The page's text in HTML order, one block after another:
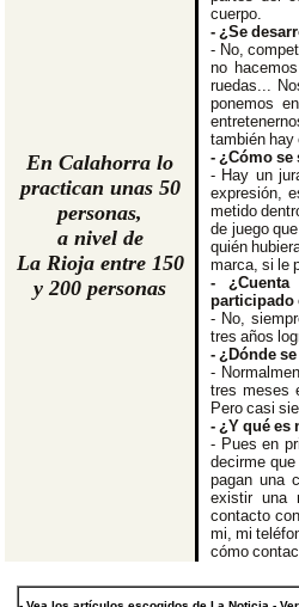
En Calahorra lo
practican unas 50
personas,
a nivel de
La Rioja entre 150
y 200 personas
cuerpo.
- ¿Se
- No,
no
ruedas...
ponemos
también hay
- ¿Cómo
- Hay un
expresión,
metido
de juego
quién
marca, si le
-
participado
- No,
tres años
- ¿Dónde
-
tres meses
Pero casi
- ¿Y qué es
- Pues en
decirme
pagan una
existir una
contacto
mi, mi
cómo